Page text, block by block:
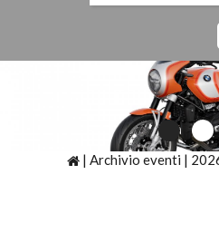
| Archivio eventi |